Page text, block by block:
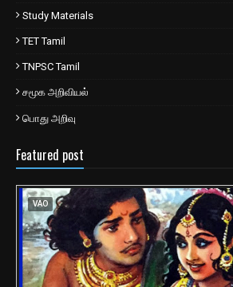
Study Materials
TET Tamil
TNPSC Tamil
சமூக அறிவியல்
பொது அறிவு
Featured post
VAO